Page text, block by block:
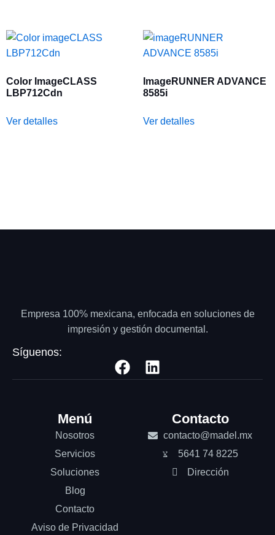
Color ImageCLASS
LBP712Cdn
Ver detalles
ImageRUNNER ADVANCE
8585i
Ver detalles
Empresa 100% mexicana, enfocada en soluciones de
impresión y gestión documental.
Síguenos:
Menú
Nosotros
Servicios
Soluciones
Blog
Contacto
Aviso de Privacidad
Contacto
contacto@madel.mx
5641 74 8225
Dirección